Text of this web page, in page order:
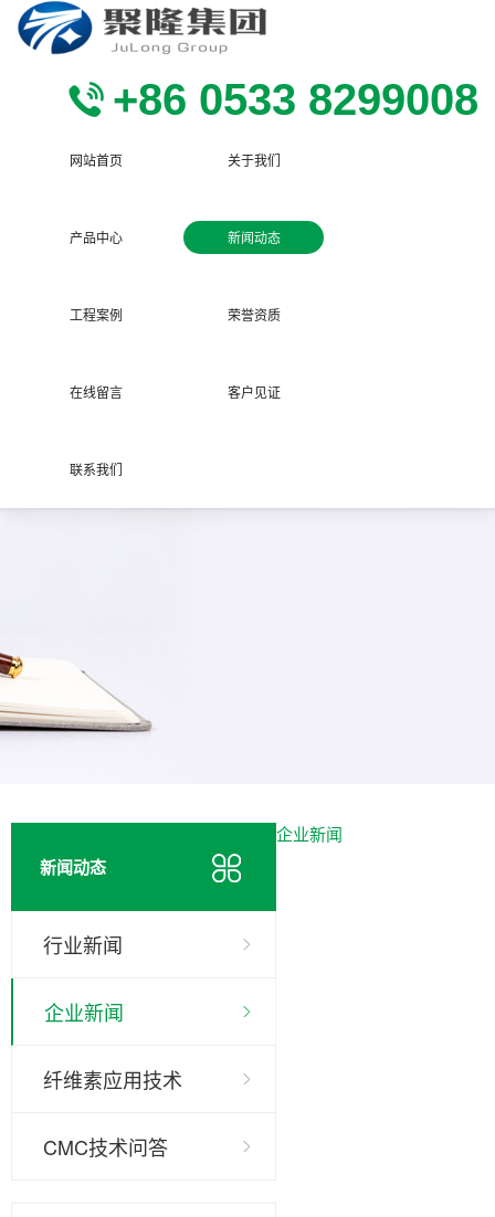
+86 0533 8299008
网站首页 关于我们
产品中心 新闻动态
工程案例 荣誉资质
在线留言 客户见证
联系我们
新闻动态
行业新闻
企业新闻
纤维素应用技术
CMC技术问答
企业新闻